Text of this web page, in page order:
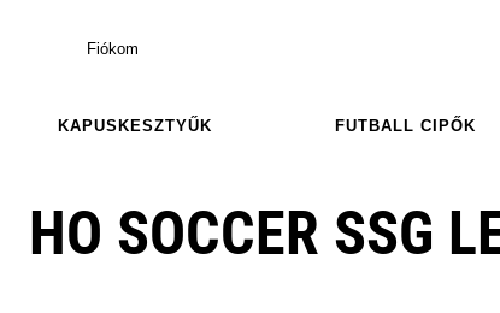
Fiókom
KAPUSKESZTYŰK FUTBALL CIPŐK
HO SOCCER SSG